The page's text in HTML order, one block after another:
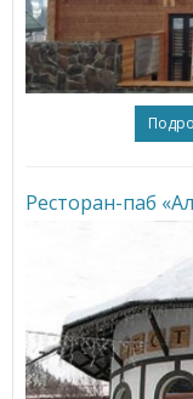
Ресторан-паб